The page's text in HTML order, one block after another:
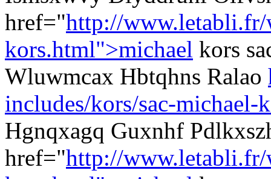
href="http://www.letabli.fr/
kors.html">michael kors
Wluwmcax Hbtqhns Ralao
includes/kors/sac-michael-
Hgnqxagq Guxnhf
href="http://www.letabli.fr/